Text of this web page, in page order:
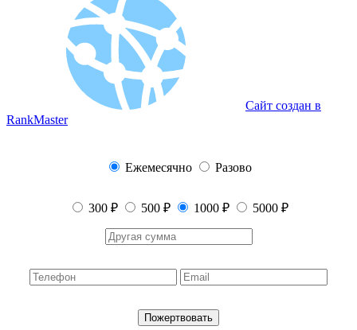
Сайт создан в
RankMaster
Ежемесячно Разово
300 ₽ 500 ₽ 1000 ₽ 5000 ₽
Пожертвовать